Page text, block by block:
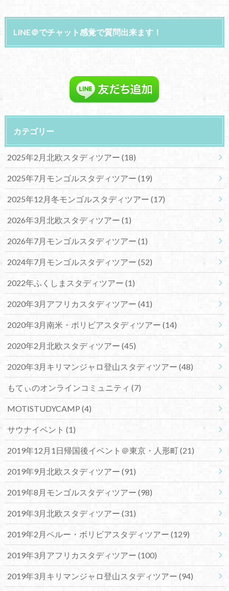
LINE＠でチャット感覚で質問出来ます！
カテゴリー
2025年2月北欧スタディツアー (18)
2025年7月モンゴルスタディツアー (19)
2025年12月冬モンゴルスタディツアー (17)
2026年3月北欧スタディツアー (1)
2026年7月モンゴルスタディツアー (1)
2024年7月モンゴルスタディツアー (52)
2022年ふくしまスタディツアー (1)
2020年3月アフリカスタディツアー (41)
2020年3月南米・ボリビアスタディツアー (14)
2020年2月北欧スタディツアー (45)
2020年3月キリマンジャロ登山スタディツアー (48)
もてぃのオンラインコミュニティ (7)
MOTISTUDYCAMP (4)
サウナイベント (1)
2019年12月1日帰国後イベント＠東京・人形町(21)
2019年9月北欧スタディツアー (91)
2019年8月モンゴルスタディツアー (98)
2019年3月北欧スタディツアー (31)
2019年2月ペルー・ボリビアスタディツアー (129)
2019年3月アフリカスタディツアー (100)
2019年3月キリマンジャロ登山スタディツアー (94)